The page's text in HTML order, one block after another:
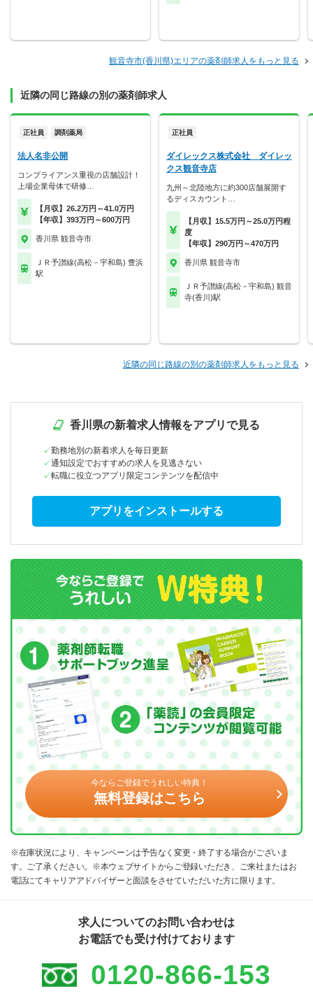
観音寺市(香川県)エリアの薬剤師求人をもっと見る
近隣の同じ路線の別の薬剤師求人
正社員 調剤薬局
法人名非公開
コンプライアンス重視の店舗設計！
上場企業母体で研修…
【月収】26.2万円～41.0万円
【年収】393万円～600万円
香川県 観音寺市
ＪＲ予讃線(高松－宇和島) 豊浜
駅
正社員
ダイレックス株式会社 ダイレッ
クス観音寺店
九州～北陸地方に約300店舗展開す
るディスカウント…
【月収】15.5万円～25.0万円程
度
【年収】290万円～470万円
香川県 観音寺市
ＪＲ予讃線(高松－宇和島) 観音
寺(香川)駅
近隣の同じ路線の別の薬剤師求人をもっと見る
香川県の新着求人情報をアプリで見る
勤務地別の新着求人を毎日更新
通知設定でおすすめの求人を見逃さない
転職に役立つアプリ限定コンテンツを配信中
アプリをインストールする
今ならご登録でうれしい特典！
無料登録はこちら
※在庫状況により、キャンペーンは予告なく変更・終了する場合がございま
す。ご了承ください。※本ウェブサイトからご登録いただき、ご来社またはお
電話にてキャリアアドバイザーと面談をさせていただいた方に限ります。
求人についてのお問い合わせは
お電話でも受け付けております
0120-866-153